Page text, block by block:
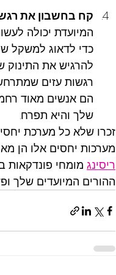
קח בחשבון את
המיועדת יכולה
כדי לדאוג למשקל
להרגיש את התינוק
רגשות עזים
הם אנשים מאוד
שלך והיא תפרח.
זכרו שלא כל מערכת
מערכות יחסים אלו הן
ריסינג מומחי פונדקאות
ההורים המיועדים שלך